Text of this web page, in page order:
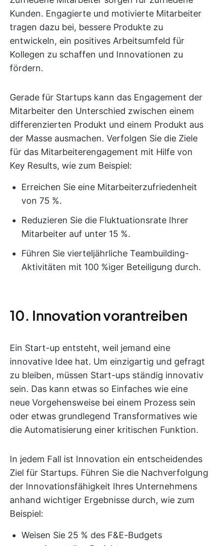
Kunden. Engagierte und motivierte Mitarbeiter
tragen dazu bei, bessere Produkte zu
entwickeln, ein positives Arbeitsumfeld für
Kollegen zu schaffen und Innovationen zu
fördern.
Gerade für Startups kann das Engagement der
Mitarbeiter den Unterschied zwischen einem
differenzierten Produkt und einem Produkt aus
der Masse ausmachen. Verfolgen Sie die Ziele
für das Mitarbeiterengagement mit Hilfe von
Key Results, wie zum Beispiel:
Erreichen Sie eine Mitarbeiterzufriedenheit
von 75 %.
Reduzieren Sie die Fluktuationsrate Ihrer
Mitarbeiter auf unter 15 %.
Führen Sie vierteljährliche Teambuilding-
Aktivitäten mit 100 %iger Beteiligung durch.
10. Innovation vorantreiben
Ein Start-up entsteht, weil jemand eine
innovative Idee hat. Um einzigartig und gefragt
zu bleiben, müssen Start-ups ständig innovativ
sein. Das kann etwas so Einfaches wie eine
neue Vorgehensweise bei einem Prozess sein
oder etwas grundlegend Transformatives wie
die Automatisierung einer kritischen Funktion.
In jedem Fall ist Innovation ein entscheidendes
Ziel für Startups. Führen Sie die Nachverfolgung
der Innovationsfähigkeit Ihres Unternehmens
anhand wichtiger Ergebnisse durch, wie zum
Beispiel:
Weisen Sie 25 % des F&E-Budgets